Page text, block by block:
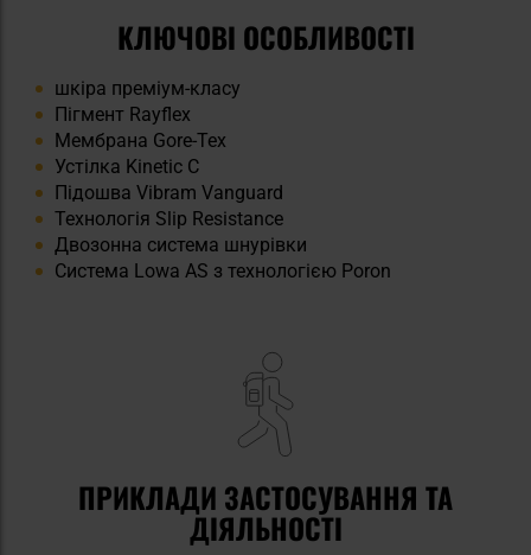
КЛЮЧОВІ ОСОБЛИВОСТІ
шкіра преміум-класу
Пігмент Rayflex
Мембрана Gore-Tex
Устілка Kinetic C
Підошва Vibram Vanguard
Технологія Slip Resistance
Двозонна система шнурівки
Система Lowa AS з технологією Poron
ПРИКЛАДИ ЗАСТОСУВАННЯ ТА
ДІЯЛЬНОСТІ